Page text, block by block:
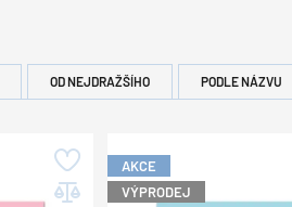
OD NEJDRAŽŠÍHO PODLE NÁZVU
AKCE
VÝPRODEJ